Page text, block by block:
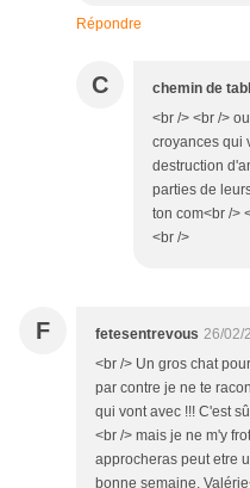
Répondre
C chemin de
<br /> <br />
croyances qui
destruction
parties de
ton com<br />
<br />
F fetesentrevous 26/02/
<br /> Un gros chat
par contre je ne te
qui vont avec !!! C'est
<br /> mais je ne m'y
approcheras peut etre
bonne semaine.